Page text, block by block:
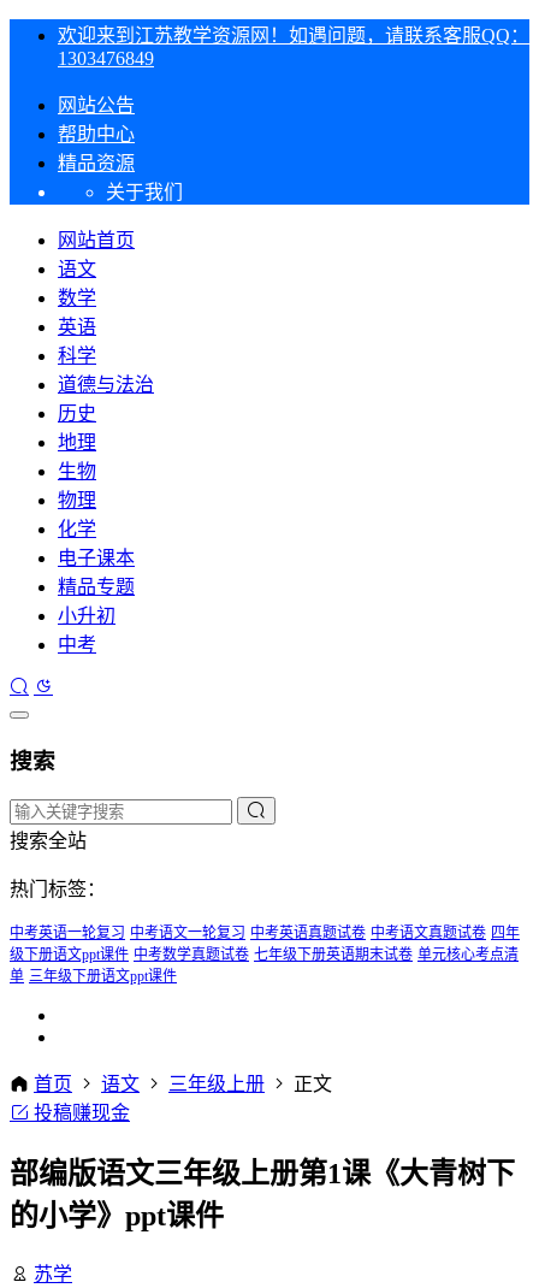
欢迎来到江苏教学资源网！如遇问题，请联系客服QQ：
1303476849
网站公告
帮助中心
精品资源
关于我们
网站首页
语文
数学
英语
科学
道德与法治
历史
地理
生物
物理
化学
电子课本
精品专题
小升初
中考
搜索
搜索全站
热门标签：
中考英语一轮复习 中考语文一轮复习 中考英语真题试卷 中考语文真题试卷 四年
级下册语文ppt课件 中考数学真题试卷 七年级下册英语期末试卷 单元核心考点清
单 三年级下册语文ppt课件
首页 语文 三年级上册
正文
投稿赚现金
部编版语文三年级上册第1课《大青树下
的小学》ppt课件
苏学